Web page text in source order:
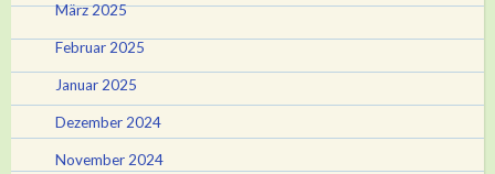
März 2025
Februar 2025
Januar 2025
Dezember 2024
November 2024